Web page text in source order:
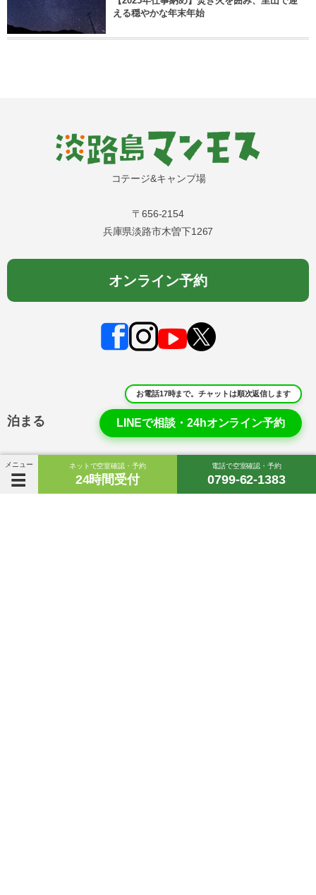
お電話17時まで。チャットは順次返信します
LINEで相談・24hオンライン予約
える穏やかな年末年始
コテージ&キャンプ場
〒656-2154
兵庫県淡路市木曽下1267
オンライン予約
泊まる
コテージ
メニュー ネットで空室確認・予約
24時間受付
電話で空室確認・予約
0799-62-1383